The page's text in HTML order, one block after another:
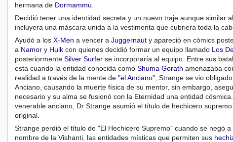
hermana de Dormammu
Decidió tener una identidad secreta y un nuevo traje aunque similar
incluyera una máscara unida a la vestimenta que cubriera toda la
Ayudó a los X-Men a vencer a Juggernaut y apareció en cómics
a Namor y Hulk con quienes decidió formar un equipo llamado Los
posteriormente Silver Surfer se incorporaría al equipo. Entre sus
esta cuando la entidad conocida como Shuma Gorath amenazaba
realidad a través de la mente de "el Anciano" , Strange se vio
Anciano, causando la muerte física de su mentor, sin embargo,
necesario y su alma se fusionó con la Eternidad una entidad
venerable anciano, Dr Strange asumió el título de hechicero
original.
Strange perdió el título de "El Hechicero Supremo" cuando se negó
nombre de la Vishanti, las entidades místicas que permiten sus